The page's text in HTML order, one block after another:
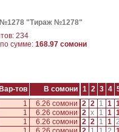
"Тираж №1278"
234
сумме: 168.97 сомони
Вар-тов В сомони 1 2 3 4
1 6.26 сомони 2 2 1 1
1 6.26 сомони 2 x 1 1
1 6.26 сомони 2 2 1 1